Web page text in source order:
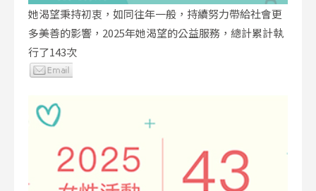
她渴望秉持初衷，如同往年一般，持續努力帶給社會更
多美善的影響，2025年她渴望的公益服務，總計累計執
行了143次